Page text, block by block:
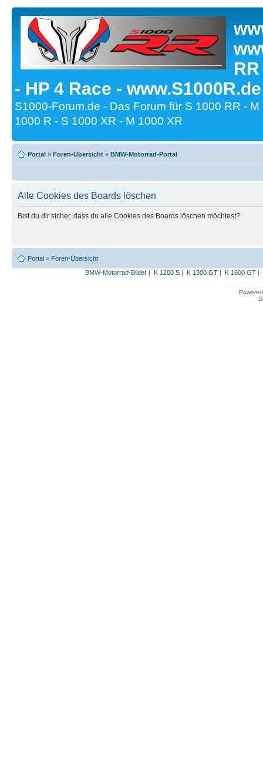
- HP 4 Race -
S1000-Forum.de - Das Forum für S 1000 RR -
1000 R - S 1000 XR - M 1000 XR
Portal » Foren-Übersicht » BMW-Motorrad-Portal
Alle Cookies des Boards löschen
Bist du dir sicher, dass du alle Cookies des Boards löschen möchtest?
Portal » Foren-Übersicht
BMW-Motorrad-Bilder| K 1200 S| K 1300 GT| K 1600 GT|